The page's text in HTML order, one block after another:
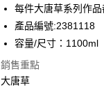
合作金庫商業銀行
華南商業銀行
國泰世華商業銀行
臺灣中小企業銀行
匯豐（台灣）商業銀行
LINE Pay
運送方式
每件大唐草系列作
產品編號:2381118
容量/尺寸：1100ml
銷售重點
大唐草